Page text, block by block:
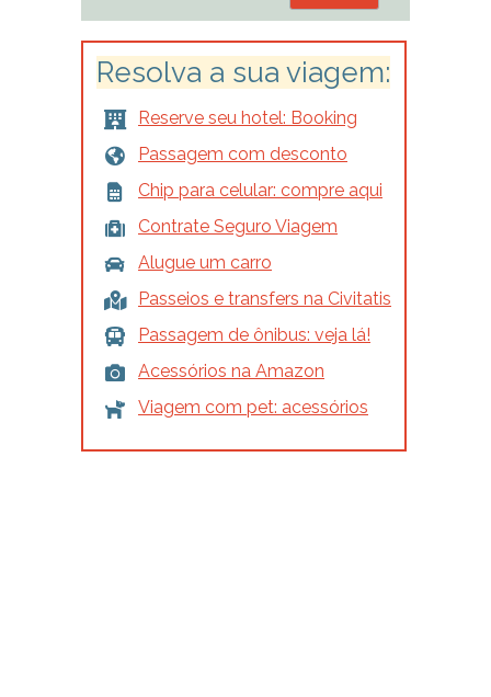
Resolva a sua viagem:
Reserve seu hotel: Booking
Passagem com desconto
Chip para celular: compre aqui
Contrate Seguro Viagem
Alugue um carro
Passeios e transfers na Civitatis
Passagem de ônibus: veja lá!
Acessórios na Amazon
Viagem com pet: acessórios